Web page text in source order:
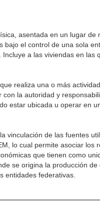
asentada en un lugar
el control de una sola
a las viviendas en las
realiza una o más
la autoridad y
estar ubicada u operar en
de las fuentes
lo cual permite asociar los
que tienen como
se origina la producción
entidades federativas.